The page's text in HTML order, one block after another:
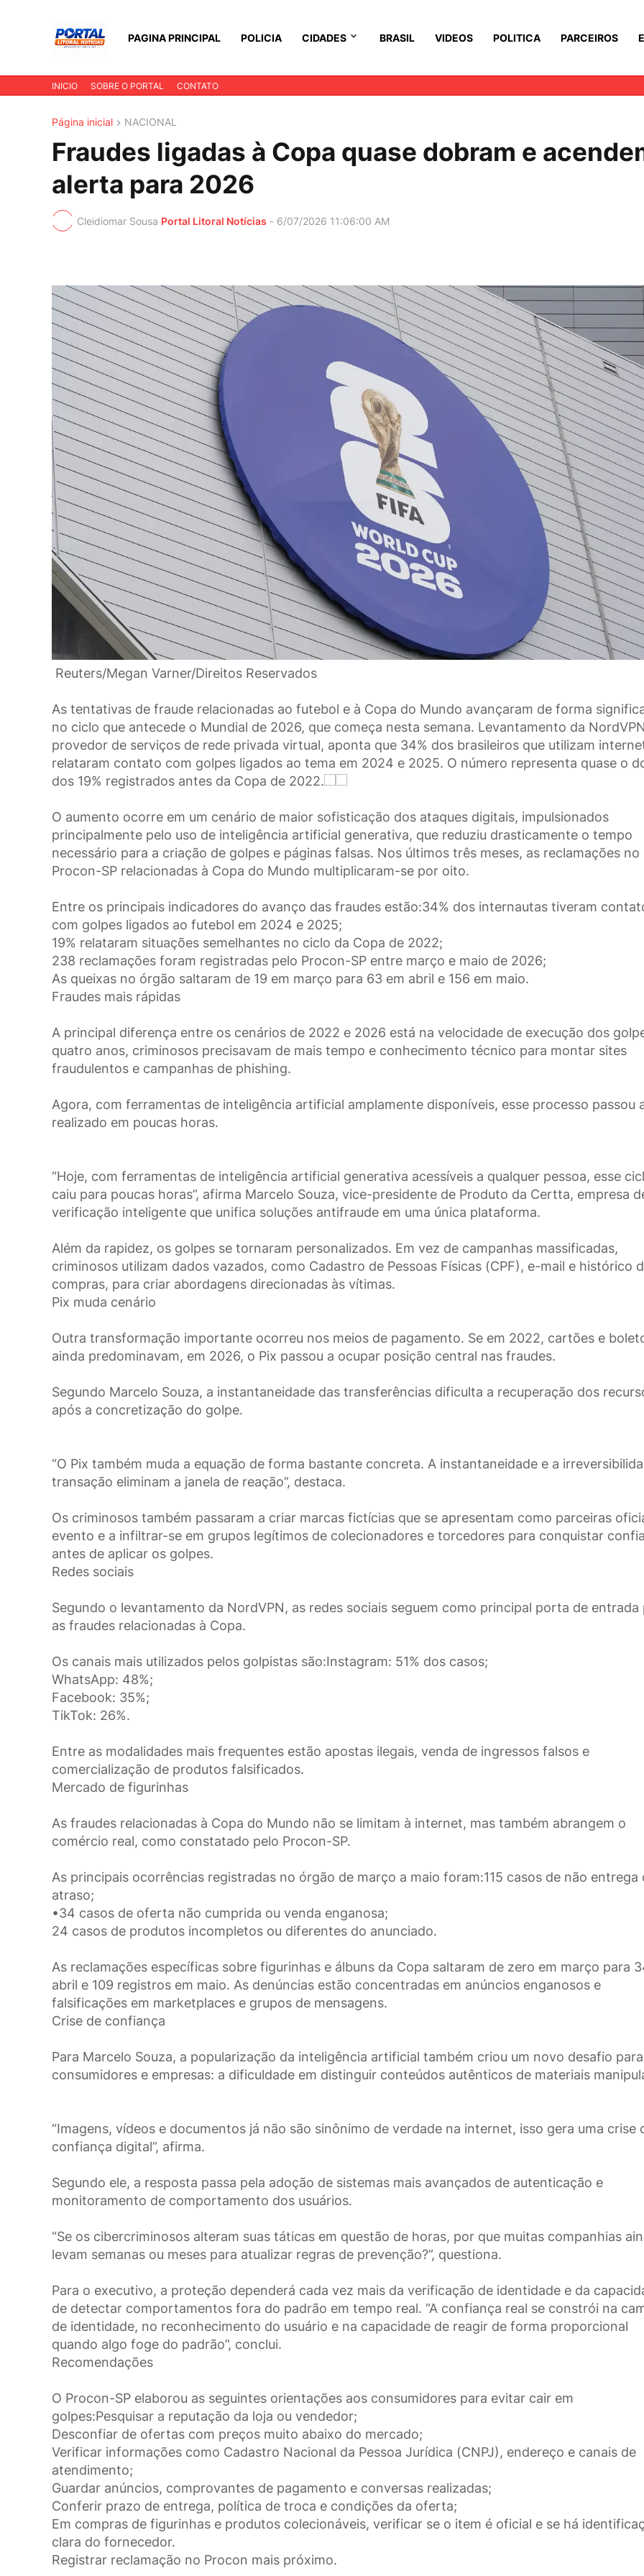
PAGINA PRINCIPAL POLICIA CIDADES BRASIL VIDEOS POLITICA PARCEIROS
INICIO SOBRE O PORTAL CONTATO
Página inicial NACIONAL
Fraudes ligadas à Copa quase dobram e
alerta para 2026
Cleidiomar Sousa Portal Litoral Notícias - 6/07/2026 11:06:00 AM
Reuters/Megan Varner/Direitos Reservados
As tentativas de fraude relacionadas ao futebol e à Copa do Mundo avançaram de forma
no ciclo que antecede o Mundial de 2026, que começa nesta semana. Levantamento da
provedor de serviços de rede privada virtual, aponta que 34% dos brasileiros que utilizam
relataram contato com golpes ligados ao tema em 2024 e 2025. O número representa quase o
dos 19% registrados antes da Copa de 2022.
O aumento ocorre em um cenário de maior sofisticação dos ataques digitais, impulsionados
principalmente pelo uso de inteligência artificial generativa, que reduziu drasticamente o tempo
necessário para a criação de golpes e páginas falsas. Nos últimos três meses, as reclamações no
Procon-SP relacionadas à Copa do Mundo multiplicaram-se por oito.
Entre os principais indicadores do avanço das fraudes estão:34% dos internautas tiveram
com golpes ligados ao futebol em 2024 e 2025;
19% relataram situações semelhantes no ciclo da Copa de 2022;
238 reclamações foram registradas pelo Procon-SP entre março e maio de 2026;
As queixas no órgão saltaram de 19 em março para 63 em abril e 156 em maio.
Fraudes mais rápidas
A principal diferença entre os cenários de 2022 e 2026 está na velocidade de execução dos
quatro anos, criminosos precisavam de mais tempo e conhecimento técnico para montar sites
fraudulentos e campanhas de phishing.
Agora, com ferramentas de inteligência artificial amplamente disponíveis, esse processo passou
realizado em poucas horas.
“Hoje, com ferramentas de inteligência artificial generativa acessíveis a qualquer pessoa, esse
caiu para poucas horas”, afirma Marcelo Souza, vice-presidente de Produto da Certta, empresa
verificação inteligente que unifica soluções antifraude em uma única plataforma.
Além da rapidez, os golpes se tornaram personalizados. Em vez de campanhas massificadas,
criminosos utilizam dados vazados, como Cadastro de Pessoas Físicas (CPF), e-mail e histórico
compras, para criar abordagens direcionadas às vítimas.
Pix muda cenário
Outra transformação importante ocorreu nos meios de pagamento. Se em 2022, cartões e
ainda predominavam, em 2026, o Pix passou a ocupar posição central nas fraudes.
Segundo Marcelo Souza, a instantaneidade das transferências dificulta a recuperação dos
após a concretização do golpe.
“O Pix também muda a equação de forma bastante concreta. A instantaneidade e a
transação eliminam a janela de reação”, destaca.
Os criminosos também passaram a criar marcas fictícias que se apresentam como parceiras
evento e a infiltrar-se em grupos legítimos de colecionadores e torcedores para conquistar
antes de aplicar os golpes.
Redes sociais
Segundo o levantamento da NordVPN, as redes sociais seguem como principal porta de entrada
as fraudes relacionadas à Copa.
Os canais mais utilizados pelos golpistas são:Instagram: 51% dos casos;
WhatsApp: 48%;
Facebook: 35%;
TikTok: 26%.
Entre as modalidades mais frequentes estão apostas ilegais, venda de ingressos falsos e
comercialização de produtos falsificados.
Mercado de figurinhas
As fraudes relacionadas à Copa do Mundo não se limitam à internet, mas também abrangem o
comércio real, como constatado pelo Procon-SP.
As principais ocorrências registradas no órgão de março a maio foram:115 casos de não entrega
atraso;
•34 casos de oferta não cumprida ou venda enganosa;
24 casos de produtos incompletos ou diferentes do anunciado.
As reclamações específicas sobre figurinhas e álbuns da Copa saltaram de zero em março para
abril e 109 registros em maio. As denúncias estão concentradas em anúncios enganosos e
falsificações em marketplaces e grupos de mensagens.
Crise de confiança
Para Marcelo Souza, a popularização da inteligência artificial também criou um novo desafio para
consumidores e empresas: a dificuldade em distinguir conteúdos autênticos de materiais
“Imagens, vídeos e documentos já não são sinônimo de verdade na internet, isso gera uma crise
confiança digital”, afirma.
Segundo ele, a resposta passa pela adoção de sistemas mais avançados de autenticação e
monitoramento de comportamento dos usuários.
“Se os cibercriminosos alteram suas táticas em questão de horas, por que muitas companhias
levam semanas ou meses para atualizar regras de prevenção?”, questiona.
Para o executivo, a proteção dependerá cada vez mais da verificação de identidade e da
de detectar comportamentos fora do padrão em tempo real. “A confiança real se constrói na
de identidade, no reconhecimento do usuário e na capacidade de reagir de forma proporcional
quando algo foge do padrão”, conclui.
Recomendações
O Procon-SP elaborou as seguintes orientações aos consumidores para evitar cair em
golpes:Pesquisar a reputação da loja ou vendedor;
Desconfiar de ofertas com preços muito abaixo do mercado;
Verificar informações como Cadastro Nacional da Pessoa Jurídica (CNPJ), endereço e canais de
atendimento;
Guardar anúncios, comprovantes de pagamento e conversas realizadas;
Conferir prazo de entrega, política de troca e condições da oferta;
Em compras de figurinhas e produtos colecionáveis, verificar se o item é oficial e se há
clara do fornecedor.
Registrar reclamação no Procon mais próximo.